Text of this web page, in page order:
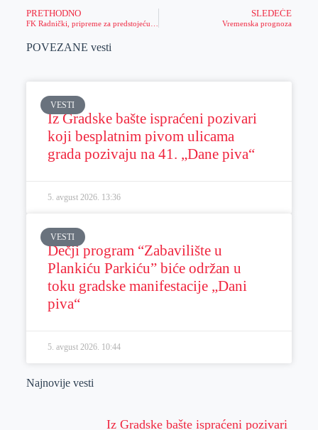
PRETHODNO SLEDEĆE
Vremenska prognoza
POVEZANE vesti
VESTI
Iz Gradske bašte ispraćeni pozivari
koji besplatnim pivom ulicama
grada pozivaju na 41. „Dane piva“
5. avgust 2026. 13:36
VESTI
Dečji program “Zabavilište u
Plankiću Parkiću” biće održan u
toku gradske manifestacije „Dani
piva“
5. avgust 2026. 10:44
Najnovije vesti
Iz Gradske bašte ispraćeni pozivari